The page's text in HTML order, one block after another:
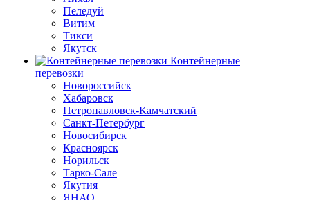
Пеледуй
Витим
Тикси
Якутск
Контейнерные
перевозки
Новороссийск
Хабаровск
Петропавловск-Камчатский
Санкт-Петербург
Новосибирск
Красноярск
Норильск
Тарко-Сале
Якутия
ЯНАО